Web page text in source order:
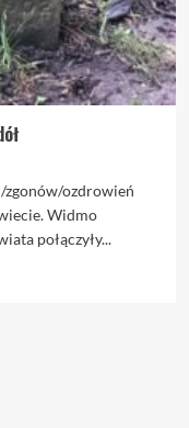
zgonów/ozdrowień
Widmo
połączyły...